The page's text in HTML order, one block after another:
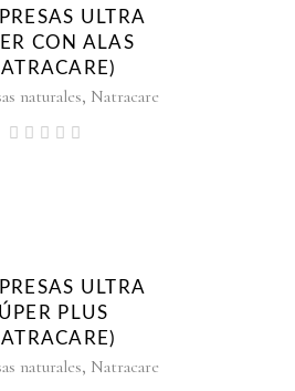
ULTRA
CON ALAS
naturales, Natracare
ULTRA
PLUS
naturales, Natracare